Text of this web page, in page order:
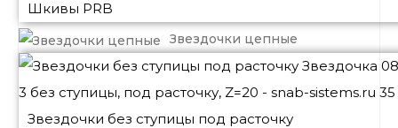
Шкивы PRB
Звездочки цепные
Звездочки без ступицы под расточку